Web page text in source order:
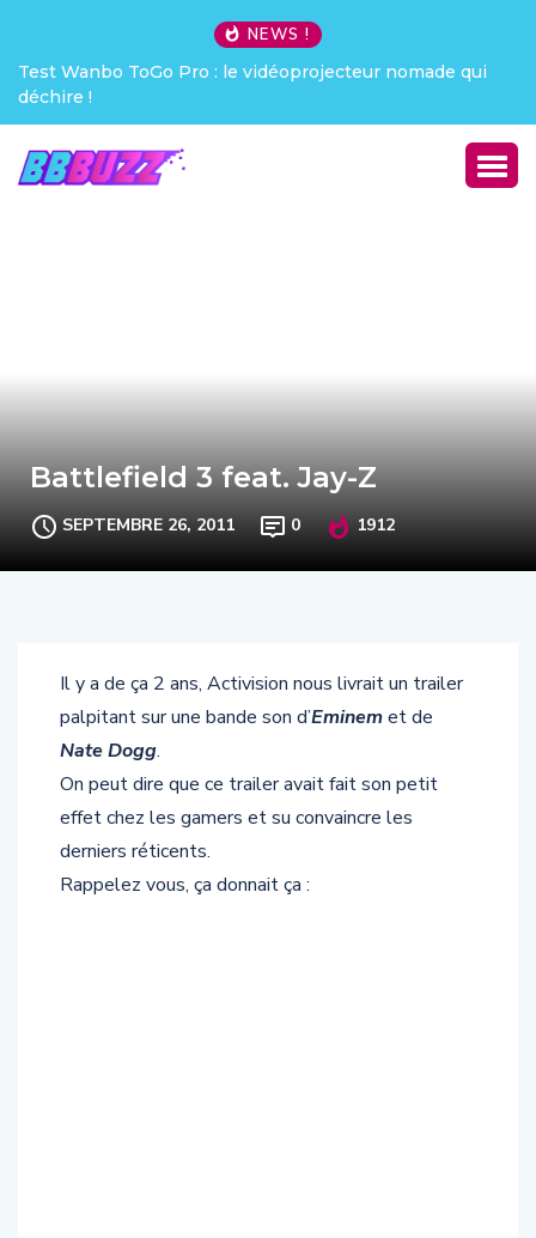
NEWS !
Creative Pebble X : j’ai été choqué !
Battlefield 3 feat. Jay-Z
SEPTEMBRE 26, 2011 0 1912
Il y a de ça 2 ans, Activision nous livrait un trailer
palpitant sur une bande son d’Eminemet de
Nate Dogg.
On peut dire que ce trailer avait fait son petit
effet chez les gamers et su convaincre les
derniers réticents.
Rappelez vous, ça donnait ça :